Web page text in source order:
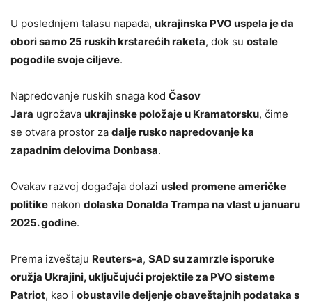
U poslednjem talasu napada, ukrajinska PVO uspela je da
obori samo 25 ruskih krstarećih raketa, dok su ostale
pogodile svoje ciljeve.
Napredovanje ruskih snaga kod Časov
Jara ugrožava ukrajinske položaje u Kramatorsku, čime
se otvara prostor za dalje rusko napredovanje ka
zapadnim delovima Donbasa.
Ovakav razvoj događaja dolazi usled promene američke
politike nakon dolaska Donalda Trampa na vlast u januaru
2025. godine.
Prema izveštaju Reuters-a, SAD su zamrzle isporuke
oružja Ukrajini, uključujući projektile za PVO sisteme
Patriot, kao i obustavile deljenje obaveštajnih podataka s